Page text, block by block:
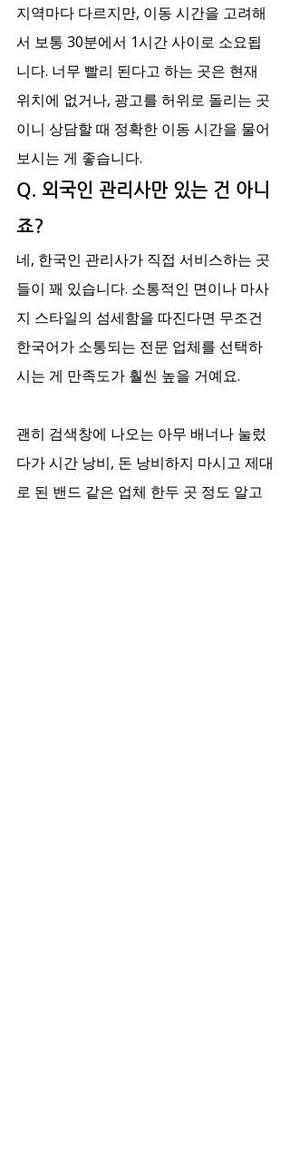
지역마다 다르지만, 이동 시간을 고려해
서 보통 30분에서 1시간 사이로 소요됩
니다. 너무 빨리 된다고 하는 곳은 현재
위치에 없거나, 광고를 허위로 돌리는 곳
이니 상담할 때 정확한 이동 시간을 물어
보시는 게 좋습니다.
Q. 외국인 관리사만 있는 건 아니
죠?
네, 한국인 관리사가 직접 서비스하는 곳
들이 꽤 있습니다. 소통적인 면이나 마사
지 스타일의 섬세함을 따진다면 무조건
한국어가 소통되는 전문 업체를 선택하
시는 게 만족도가 훨씬 높을 거예요.
괜히 검색창에 나오는 아무 배너나 눌렀
다가 시간 낭비, 돈 낭비하지 마시고 제대
로 된 밴드 같은 업체 한두 곳 정도 알고